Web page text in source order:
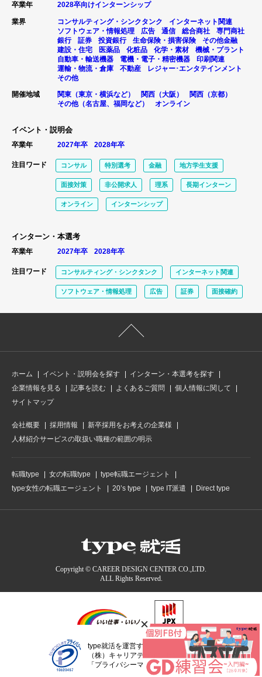
卒業年 2028卒向けインターンシップ
業界 コンサルティング・シンクタンク
インターネット関連
ソフトウェア・情報処理
広告 通信 総合商社
専門商社
銀行
証券 投資銀行 生命保険・損害保険
その他金融
建設・住宅
医薬品 化粧品 化学・素材
機械・プラント
自動車・輸送機器
電機・電子・精密機器
印刷関連
運輸・物流・倉庫
不動産
レジャー･エンタテインメント
その他
開催地域
関東（東京・横浜など） 関西（大阪）
関西（京都）
その他（名古屋、福岡など）
オンライン
イベント・説明会
卒業年 2027年卒 2028年卒
注目ワード コンサル 特別選考 金融 地方学生支援
面接対策 非公開求人 理系 長期インターン
オンライン インターンシップ
インターン・本選考
卒業年 2027年卒 2028年卒
注目ワード コンサルティング・シンクタンク インターネット関連
ソフトウェア・情報処理 広告 証券 面接確約
ホーム イベント・説明会を探す
インターン・本選考を探す
企業情報を見る
記事を読む よくあるご質問
個人情報に関して
サイトマップ
会社概要 採用情報
新卒採用をお考えの企業様
人材紹介サービスの取扱い職種の範囲の明示
転職type 女の転職type
type転職エージェント
type女性の転職エージェント
20’s type type IT派遣 Direct type
Copyright © CAREER DESIGN CENTER CO.,LTD.
ALL Rights Reserved.
type就活を運営する
（株）キャリアデザインセンターは
「プライバシーマーク」認定事業者です